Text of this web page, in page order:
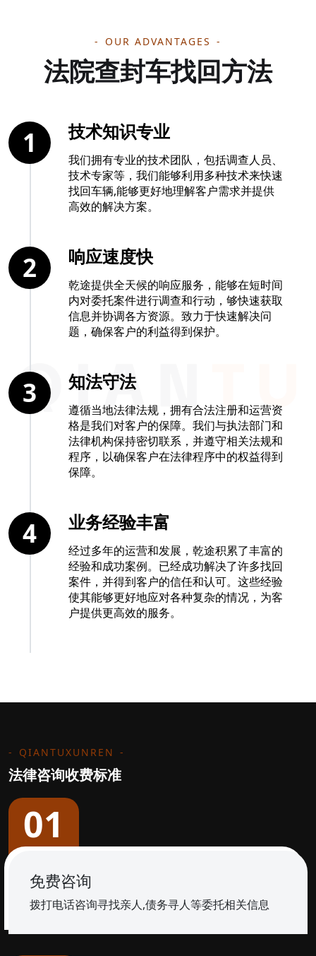
OUR ADVANTAGES
法院查封车找回方法
技术知识专业
我们拥有专业的技术团队，包括调查人员、
技术专家等，我们能够利用多种技术来快速
找回车辆,能够更好地理解客户需求并提供
高效的解决方案。
1
响应速度快
乾途提供全天候的响应服务，能够在短时间
内对委托案件进行调查和行动，够快速获取
信息并协调各方资源。致力于快速解决问
题，确保客户的利益得到保护。
2
知法守法
遵循当地法律法规，拥有合法注册和运营资
格是我们对客户的保障。我们与执法部门和
法律机构保持密切联系，并遵守相关法规和
程序，以确保客户在法律程序中的权益得到
保障。
3
业务经验丰富
经过多年的运营和发展，乾途积累了丰富的
经验和成功案例。已经成功解决了许多找回
案件，并得到客户的信任和认可。这些经验
使其能够更好地应对各种复杂的情况，为客
户提供更高效的服务。
4
QIANTUXUNREN
法律咨询收费标准
01
免费咨询
拨打电话咨询寻找亲人,债务寻人等委托相关信息